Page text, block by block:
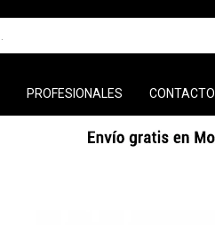
PROFESIONALES CONTACTO